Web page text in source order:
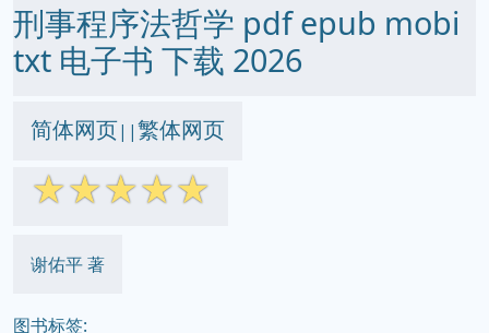
刑事程序法哲学 pdf epub mobi
txt 电子书 下载 2026
简体网页||繁体网页
☆☆☆☆☆
谢佑平 著
图书标签: